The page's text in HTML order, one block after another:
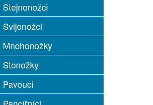
Stejnonožci
Svijonožci
Mnohonožky
Stonožky
Pavouci